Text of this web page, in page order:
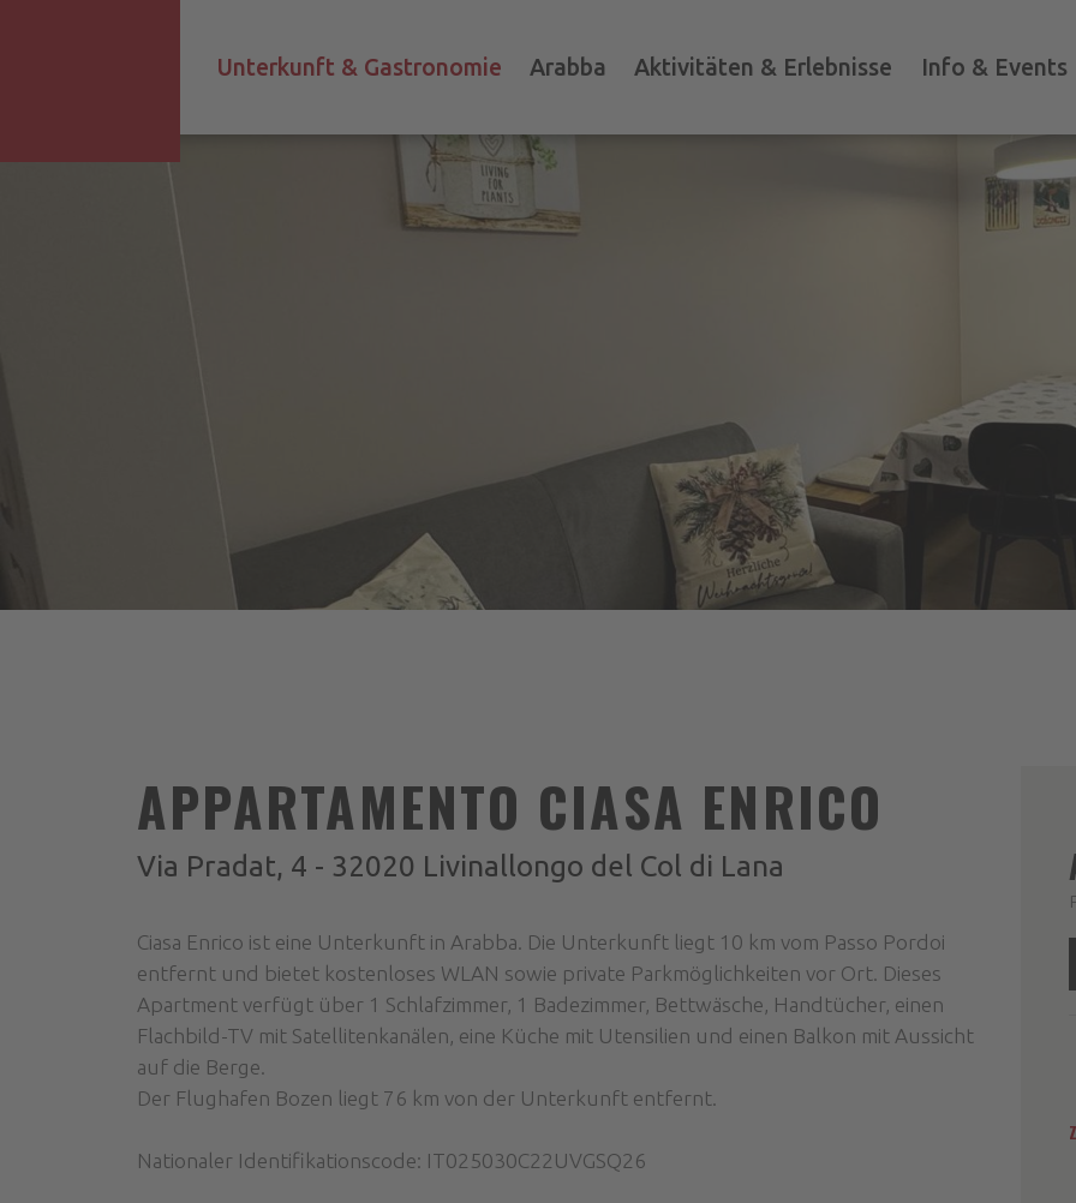
Unterkunft & Gastronomie Arabba Aktivitäten & Erlebnisse
Info & Events
APPARTAMENTO CIASA ENRICO
Via Pradat, 4 - 32020 Livinallongo del Col di Lana
Ciasa Enrico ist eine Unterkunft in Arabba. Die Unterkunft liegt 10 km vom Passo Pordoi
entfernt und bietet kostenloses WLAN sowie private Parkmöglichkeiten vor Ort. Dieses
Apartment verfügt über 1 Schlafzimmer, 1 Badezimmer, Bettwäsche, Handtücher, einen
Flachbild-TV mit Satellitenkanälen, eine Küche mit Utensilien und einen Balkon mit Aussicht
auf die Berge.
Der Flughafen Bozen liegt 76 km von der Unterkunft entfernt.
Nationaler Identifikationscode: IT025030C22UVGSQ26